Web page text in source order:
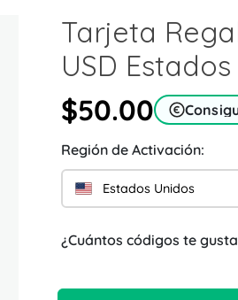
Tarjeta
USD
$50.00
Región de Activación:
Estados Unidos
¿Cuántos códigos te